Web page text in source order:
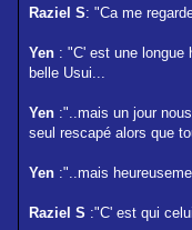
Raziel S: "Ca me
Yen : "C' est une longue
belle Usui...
Yen :"..mais un jour
seul rescapé alors que
Yen :"..mais
Raziel S :"C' est qui